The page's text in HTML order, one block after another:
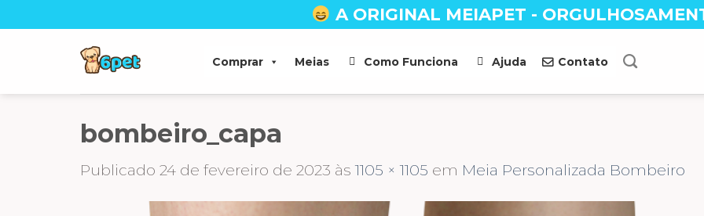
to
A ORIGINAL MEIAPET -
Comprar Meias Como Funciona Ajuda Contato
bombeiro_capa
Publicado 24 de fevereiro de 2023 às1105 × 1105 em Meia Personalizada Bombeiro